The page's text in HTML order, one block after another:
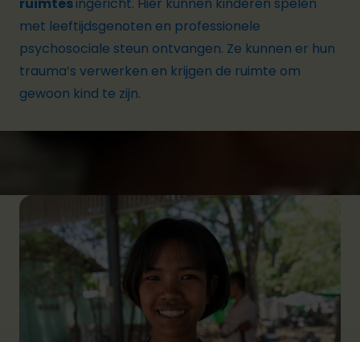
met leeftijdsgenoten en professionele
psychosociale steun ontvangen. Ze kunnen er hun
trauma’s verwerken en krijgen de ruimte om
gewoon kind te zijn.